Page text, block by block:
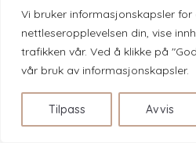
Vi bruker informasjonskapsler
nettleseropplevelsen din, vise
trafikken vår. Ved å klikke på
vår bruk av informasjonskapsler.
Tilpass Avvis
Boyd, P.D.A. (2011b)
fact, fancy and fiction
Rose Journal. No 41.
2011. Royal National
15. Forkortet versjon